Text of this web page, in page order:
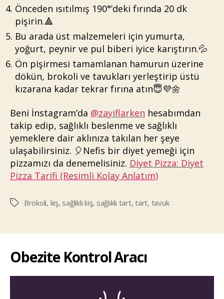
Önceden ısıtılmış 190°’deki fırında 20 dk
pişirin.🔺
Bu arada üst malzemeleri için yumurta,
yoğurt, peynir ve pul biberi iyice karıştırın.💦
Ön pişirmesi tamamlanan hamurun üzerine
dökün, brokoli ve tavukları yerleştirip üstü
kızarana kadar tekrar fırına atın😇💜🌼
Beni İnstagram’da @zayiflarken hesabımdan
takip edip, sağlıklı beslenme ve sağlıklı
yemeklere dair aklınıza takılan her şeye
ulaşabilirsiniz. 🎈Nefis bir diyet yemeği için
pizzamızı da denemelisiniz. Diyet Pizza: Diyet
Pizza Tarifi (Resimli Kolay Anlatım)
Etiketler
Brokoli, kiş, sağlıklı kiş, sağlıklı tart,tart, tavuk
Obezite Kontrol Aracı